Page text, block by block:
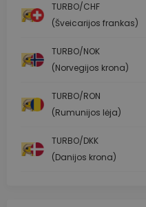
TURBO/CHF
(Šveicarijos frankas)
TURBO/NOK
(Norvegijos krona)
TURBO/RON
(Rumunijos lėja)
TURBO/DKK
(Danijos krona)